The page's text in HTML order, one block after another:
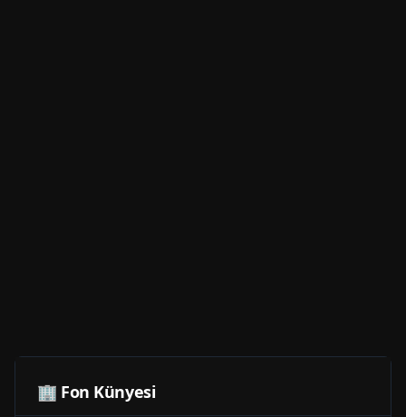
🏢 Fon Künyesi